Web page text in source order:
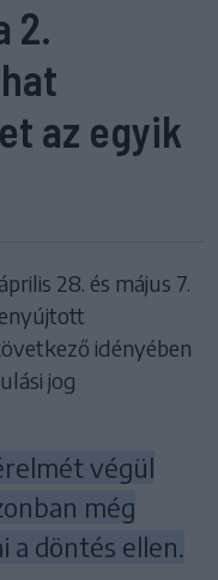
2.
az egyik
28. és május 7.
idényében
jog
végül
még
a döntés ellen.